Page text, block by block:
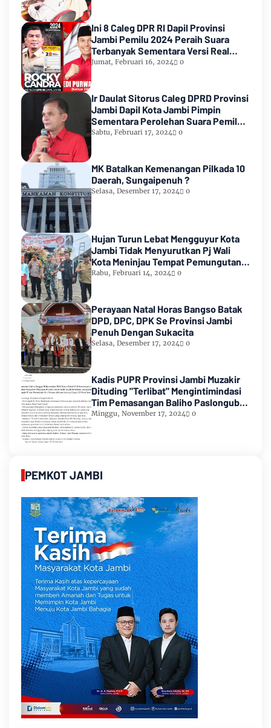
Ini 8 Caleg DPR RI Dapil Provinsi
Jambi Pemilu 2024 Peraih Suara
Terbanyak Sementara Versi Real
Count KPU RI
Jumat, Februari 16, 2024 0
Ir Daulat Sitorus Caleg DPRD Provinsi
Jambi Dapil Kota Jambi Pimpin
Sementara Perolehan Suara Pemilu
2024
Sabtu, Februari 17, 2024 0
MK Batalkan Kemenangan Pilkada 10
Daerah, Sungaipenuh ?
Selasa, Desember 17, 2024 0
Hujan Turun Lebat Mengguyur Kota
Jambi Tidak Menyurutkan Pj Wali
Kota Meninjau Tempat Pemungutan
Suara Pemilu 2024
Rabu, Februari 14, 2024 0
Perayaan Natal Horas Bangso Batak
DPD, DPC, DPK Se Provinsi Jambi
Penuh Dengan Sukacita
Selasa, Desember 17, 2024 0
Kadis PUPR Provinsi Jambi Muzakir
Dituding "Terlibat" Mengintimindasi
Tim Pemasangan Baliho Paslongub
Romi-Sudirman
Minggu, November 17, 2024 0
PEMKOT JAMBI